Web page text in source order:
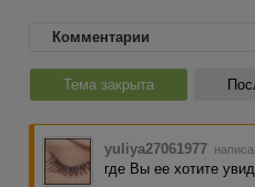
Комментарии
Тема закрыта
yuliya27061977
где Вы ее хотите